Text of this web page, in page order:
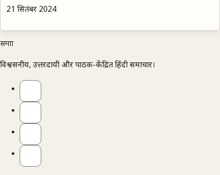
21 सितंबर 2024
समाज्ञा
विश्वसनीय, उत्तरदायी और पाठक-केंद्रित हिंदी समाचार।